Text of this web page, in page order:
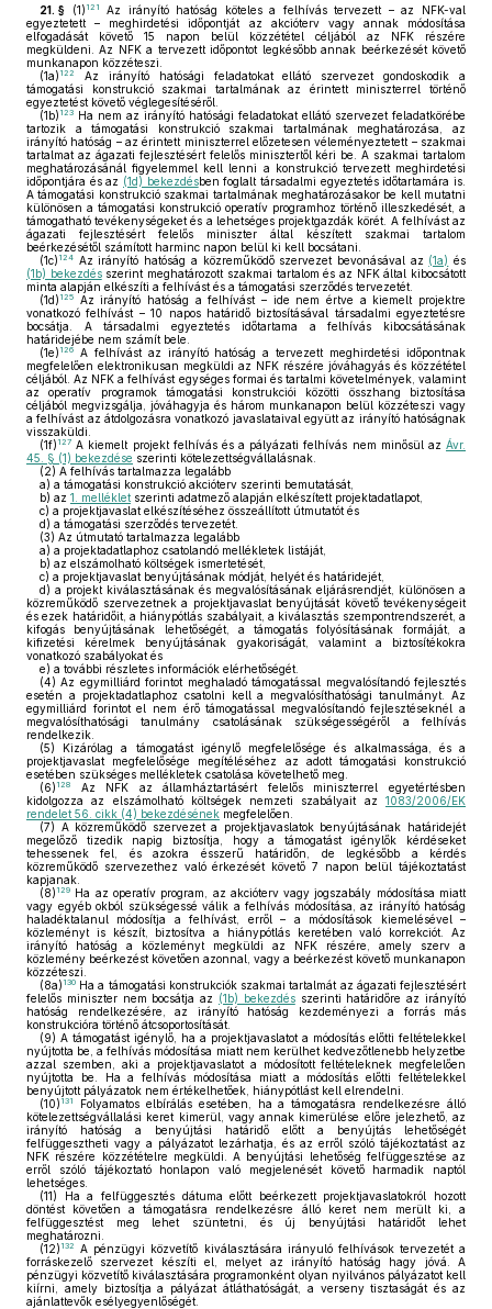
21. § (1) 121
Az irányító hatóság köteles a felhívás tervezett – az NFK-val
egyeztetett – meghirdetési időpontját az akcióterv vagy annak módosítása
elfogadását követő 15 napon belül közzététel céljából az NFK részére
megküldeni. Az NFK a tervezett időpontot legkésőbb annak beérkezését követő
munkanapon közzéteszi.
(1a) 122
Az irányító hatósági feladatokat ellátó szervezet gondoskodik a
támogatási konstrukció szakmai tartalmának az érintett miniszterrel történő
egyeztetést követő véglegesítéséről.
(1b) 123 Ha nem az irányító hatósági feladatokat ellátó szervezet feladatkörébe
tartozik a támogatási konstrukció szakmai tartalmának meghatározása, az
irányító hatóság – az érintett miniszterrel előzetesen véleményeztetett – szakmai
tartalmat az ágazati fejlesztésért felelős minisztertől kéri be. A szakmai tartalom
meghatározásánál figyelemmel kell lenni a konstrukció tervezett meghirdetési
időpontjára és az (1d) bekezdésben foglalt társadalmi egyeztetés időtartamára is.
A támogatási konstrukció szakmai tartalmának meghatározásakor be kell mutatni
különösen a támogatási konstrukció operatív programhoz történő illeszkedését, a
támogatható tevékenységeket és a lehetséges projektgazdák körét. A felhívást az
ágazati fejlesztésért felelős miniszter által készített szakmai tartalom
beérkezésétől számított harminc napon belül ki kell bocsátani.
(1c) 124 Az irányító hatóság a közreműködő szervezet bevonásával az (1a) és
(1b) bekezdésszerint meghatározott szakmai tartalom és az NFK által kibocsátott
minta alapján elkészíti a felhívást és a támogatási szerződés tervezetét.
(1d) 125
Az irányító hatóság a felhívást – ide nem értve a kiemelt projektre
vonatkozó felhívást – 10 napos határidő biztosításával társadalmi egyeztetésre
bocsátja. A társadalmi egyeztetés időtartama a felhívás kibocsátásának
határidejébe nem számít bele.
(1e) 126
A felhívást az irányító hatóság a tervezett meghirdetési időpontnak
megfelelően elektronikusan megküldi az NFK részére jóváhagyás és közzététel
céljából. Az NFK a felhívást egységes formai és tartalmi követelmények, valamint
az operatív programok támogatási konstrukciói közötti összhang biztosítása
céljából megvizsgálja, jóváhagyja és három munkanapon belül közzéteszi vagy
a felhívást az átdolgozásra vonatkozó javaslataival együtt az irányító hatóságnak
visszaküldi.
(1f) 127 A kiemelt projekt felhívás és a pályázati felhívás nem minősül az Ávr.
45. § (1) bekezdése szerinti kötelezettségvállalásnak.
(2) A felhívás tartalmazza legalább
a) a támogatási konstrukció akcióterv szerinti bemutatását,
b) az 1. melléklet szerinti adatmező alapján elkészített projektadatlapot,
c) a projektjavaslat elkészítéséhez összeállított útmutatót és
d) a támogatási szerződés tervezetét.
(3) Az útmutató tartalmazza legalább
a) a projektadatlaphoz csatolandó mellékletek listáját,
b) az elszámolható költségek ismertetését,
c) a projektjavaslat benyújtásának módját, helyét és határidejét,
d) a projekt kiválasztásának és megvalósításának eljárásrendjét, különösen a
közreműködő szervezetnek a projektjavaslat benyújtását követő tevékenységeit
és ezek határidőit, a hiánypótlás szabályait, a kiválasztás szempontrendszerét, a
kifogás benyújtásának lehetőségét, a támogatás folyósításának formáját, a
kifizetési kérelmek benyújtásának gyakoriságát, valamint a biztosítékokra
vonatkozó szabályokat és
e) a további részletes információk elérhetőségét.
(4) Az egymilliárd forintot meghaladó támogatással megvalósítandó fejlesztés
esetén a projektadatlaphoz csatolni kell a megvalósíthatósági tanulmányt. Az
egymilliárd forintot el nem érő támogatással megvalósítandó fejlesztéseknél a
megvalósíthatósági tanulmány csatolásának szükségességéről a felhívás
rendelkezik.
(5) Kizárólag a támogatást igénylő megfelelősége és alkalmassága, és a
projektjavaslat megfelelősége megítéléséhez az adott támogatási konstrukció
esetében szükséges mellékletek csatolása követelhető meg.
(6) 128
Az NFK az államháztartásért felelős miniszterrel egyetértésben
kidolgozza az elszámolható költségek nemzeti szabályait az 1083/2006/EK
rendelet 56. cikk (4) bekezdésének megfelelően.
(7) A közreműködő szervezet a projektjavaslatok benyújtásának határidejét
megelőző tizedik napig biztosítja, hogy a támogatást igénylők kérdéseket
tehessenek fel, és azokra ésszerű határidőn, de legkésőbb a kérdés
közreműködő szervezethez való érkezését követő 7 napon belül tájékoztatást
kapjanak.
(8) 129 Ha az operatív program, az akcióterv vagy jogszabály módosítása miatt
vagy egyéb okból szükségessé válik a felhívás módosítása, az irányító hatóság
haladéktalanul módosítja a felhívást, erről – a módosítások kiemelésével –
közleményt is készít, biztosítva a hiánypótlás keretében való korrekciót. Az
irányító hatóság a közleményt megküldi az NFK részére, amely szerv a
közlemény beérkezést követően azonnal, vagy a beérkezést követő munkanapon
közzéteszi.
(8a) 130 Ha a támogatási konstrukciók szakmai tartalmát az ágazati fejlesztésért
felelős miniszter nem bocsátja az (1b) bekezdésszerinti határidőre az irányító
hatóság rendelkezésére, az irányító hatóság kezdeményezi a forrás más
konstrukcióra történő átcsoportosítását.
(9) A támogatást igénylő, ha a projektjavaslatot a módosítás előtti feltételekkel
nyújtotta be, a felhívás módosítása miatt nem kerülhet kedvezőtlenebb helyzetbe
azzal szemben, aki a projektjavaslatot a módosított feltételeknek megfelelően
nyújtotta be. Ha a felhívás módosítása miatt a módosítás előtti feltételekkel
benyújtott pályázatok nem értékelhetőek, hiánypótlást kell elrendelni.
(10) 131
Folyamatos elbírálás esetében, ha a támogatásra rendelkezésre álló
kötelezettségvállalási keret kimerül, vagy annak kimerülése előre jelezhető, az
irányító hatóság a benyújtási határidő előtt a benyújtás lehetőségét
felfüggesztheti vagy a pályázatot lezárhatja, és az erről szóló tájékoztatást az
NFK részére közzétételre megküldi. A benyújtási lehetőség felfüggesztése az
erről szóló tájékoztató honlapon való megjelenését követő harmadik naptól
lehetséges.
(11) Ha a felfüggesztés dátuma előtt beérkezett projektjavaslatokról hozott
döntést követően a támogatásra rendelkezésre álló keret nem merült ki, a
felfüggesztést meg lehet szüntetni, és új benyújtási határidőt lehet
meghatározni.
(12) 132
A pénzügyi közvetítő kiválasztására irányuló felhívások tervezetét a
forráskezelő szervezet készíti el, melyet az irányító hatóság hagy jóvá. A
pénzügyi közvetítő kiválasztására programonként olyan nyilvános pályázatot kell
kiírni, amely biztosítja a pályázat átláthatóságát, a verseny tisztaságát és az
ajánlattevők esélyegyenlőségét.